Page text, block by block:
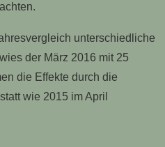
unterschiedliche
der März 2016 mit 25
die Effekte durch die
wie 2015 im April